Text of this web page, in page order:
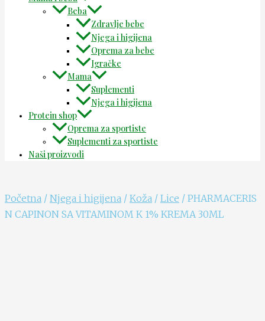
Beba
Zdravlje bebe
Njega i higijena
Oprema za bebe
Igračke
Mama
Suplementi
Njega i higijena
Protein shop
Oprema za sportiste
Suplementi za sportiste
Naši proizvodi
Početna / Njega i higijena / Koža / Lice / PHARMACERIS
N CAPINON SA VITAMINOM K 1% KREMA 30ML